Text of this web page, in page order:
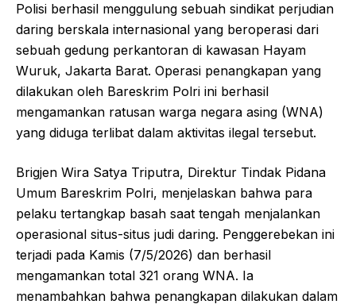
Polisi berhasil menggulung sebuah sindikat perjudian
daring berskala internasional yang beroperasi dari
sebuah gedung perkantoran di kawasan Hayam
Wuruk, Jakarta Barat. Operasi penangkapan yang
dilakukan oleh Bareskrim Polri ini berhasil
mengamankan ratusan warga negara asing (WNA)
yang diduga terlibat dalam aktivitas ilegal tersebut.
Brigjen Wira Satya Triputra, Direktur Tindak Pidana
Umum Bareskrim Polri, menjelaskan bahwa para
pelaku tertangkap basah saat tengah menjalankan
operasional situs-situs judi daring. Penggerebekan ini
terjadi pada Kamis (7/5/2026) dan berhasil
mengamankan total 321 orang WNA. Ia
menambahkan bahwa penangkapan dilakukan dalam